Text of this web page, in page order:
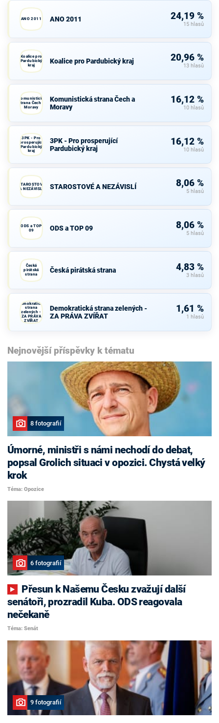
ANO 2011 ANO 2011 24,19 %
15 hlasů
Koalice pro
Pardubický
kraj
Koalice pro Pardubický kraj 20,96 %
13 hlasů
Komunistická
strana Čech a
Moravy
Komunistická strana Čech a
Moravy
16,12 %
10 hlasů
3PK - Pro
prosperující
Pardubický
kraj
3PK - Pro prosperující
Pardubický kraj
16,12 %
10 hlasů
STAROSTOVÉ
A NEZÁVISLÍ
STAROSTOVÉ A NEZÁVISLÍ 8,06 %
5 hlasů
ODS a TOP
09
ODS a TOP 09 8,06 %
5 hlasů
Česká
pirátská
strana
Česká pirátská strana 4,83 %
3 hlasů
Demokratická
strana
zelených -
ZA PRÁVA
ZVÍŘAT
Demokratická strana zelených -
ZA PRÁVA ZVÍŘAT
1,61 %
1 hlasů
Nejnovější příspěvky k tématu
8 fotografií
Úmorné, ministři s námi nechodí do debat,
popsal Grolich situaci v opozici. Chystá velký
krok
Téma: Opozice
6 fotografií
senátoři, prozradil Kuba. ODS reagovala
nečekaně
Téma: Senát
9 fotografií